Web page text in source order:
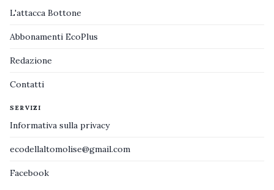
L'attacca Bottone
Abbonamenti EcoPlus
Redazione
Contatti
SERVIZI
Informativa sulla privacy
ecodellaltomolise@gmail.com
Facebook